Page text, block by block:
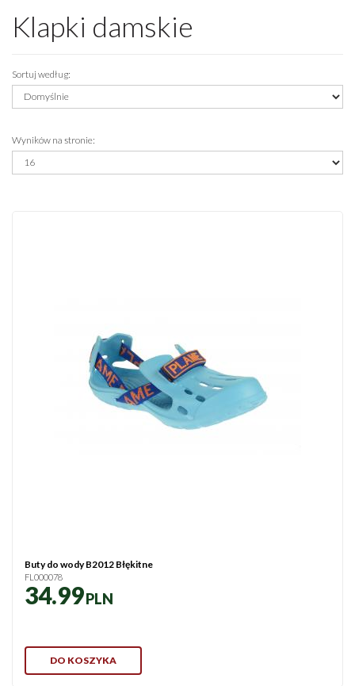
e
u
e
Klapki damskie
Sortuj według:
Wyników na stronie:
Buty do wody B2012 Błękitne
FL000078
34.99PLN
DO KOSZYKA